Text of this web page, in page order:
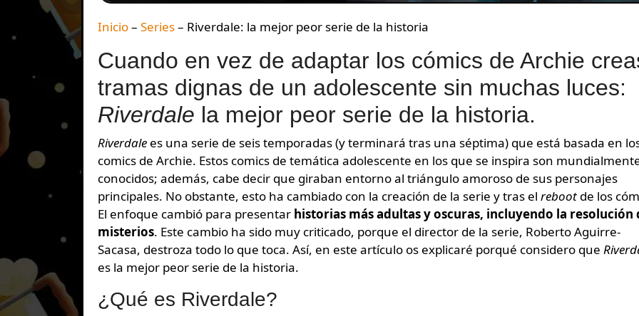
Inicio– Series– Riverdale: la mejor peor serie de la historia
Cuando en vez de adaptar los cómics de Archie
tramas dignas de un adolescente sin muchas luces:
Riverdale la mejor peor serie de la historia.
Riverdale es una serie de seis temporadas (y terminará tras una séptima) que está basada en
comics de Archie. Estos comics de temática adolescente en los que se inspira son
conocidos; además, cabe decir que giraban entorno al triángulo amoroso de sus personajes
principales. No obstante, esto ha cambiado con la creación de la serie y tras el reboot de los
El enfoque cambió para presentar historias más adultas y oscuras, incluyendo la resolución
misterios. Este cambio ha sido muy criticado, porque el director de la serie, Roberto Aguirre-
Sacasa, destroza todo lo que toca. Así, en este artículo os explicaré porqué considero que
es la mejor peor serie de la historia.
¿Qué es Riverdale?